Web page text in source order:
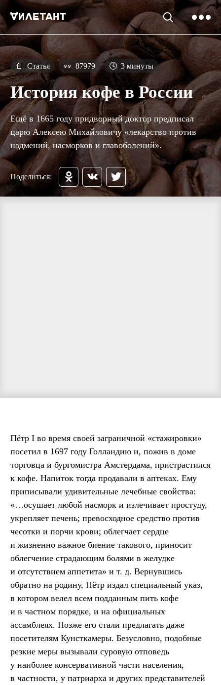
📄 Статья 👀 87979 🕓 3 минуты
История кофе в России
Ещё в 1665 году придворный доктор предписал
царю Алексею Михайловичу «лекарство против
надмений, насморков и главоболений».
Поделиться:
Пётр I во время своей заграничной «стажировки»
посетил в 1697 году Голландию и, пожив в доме
торговца и бургомистра Амстердама, пристрастился
к кофе. Напиток тогда продавали в аптеках. Ему
приписывали удивительные лечебные свойства:
«…осушает любой насморк и излечивает простуду,
укрепляет печень; превосходное средство против
чесотки и порчи крови; облегчает сердце
и жизненно важное биение такового, приносит
облегчение страдающим болями в желудке
и отсутствием аппетита» и т. д. Вернувшись
обратно на родину, Пётр издал специальный указ,
в котором велел всем подданным пить кофе
и в частном порядке, и на официальных
ассамблеях. Позже его стали предлагать даже
посетителям Кунсткамеры. Безусловно, подобные
резкие меры вызывали суровую отповедь
у наиболее консервативной части населения,
в частности, у патриарха и других представителей